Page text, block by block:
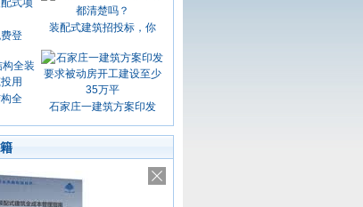
登
装配式建筑招投标，你
全
石家庄一建筑方案印发